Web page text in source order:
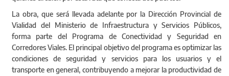
La obra, que será llevada adelante por la Dirección Provincial de
Vialidad del Ministerio de Infraestructura y Servicios Públicos,
forma parte del Programa de Conectividad y Seguridad en
Corredores Viales. El principal objetivo del programa es optimizar las
condiciones de seguridad y servicios para los usuarios y el
transporte en general, contribuyendo a mejorar la productividad de